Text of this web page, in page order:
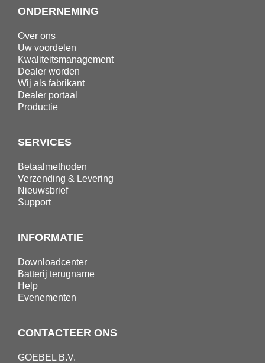
ONDERNEMING
Over ons
Uw voordelen
Kwaliteitsmanagement
Dealer worden
Wij als fabrikant
Dealer portaal
Productie
SERVICES
Betaalmethoden
Verzending & Levering
Nieuwsbrief
Support
INFORMATIE
Downloadcenter
Batterij terugname
Help
Evenementen
CONTACTEER ONS
GOEBEL B.V.